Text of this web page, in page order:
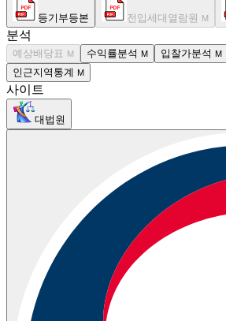
등기부등본 전입세대열람원 M
분석
예상배당표 M 수익률분석 M 입찰가분석 M
인근지역통계 M
사이트
대법원